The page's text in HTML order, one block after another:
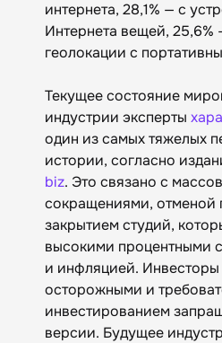
интернета, 28,1% — с
Интернета вещей, 25,6%
геолокации с
Текущее состояние
индустрии эксперты
один из самых тяжелых
истории, согласно
biz. Это связано с
сокращениями, отменой
закрытием студий,
высокими процентными
и инфляцией. Инвесторы
осторожными и
инвестированием
версии. Будущее